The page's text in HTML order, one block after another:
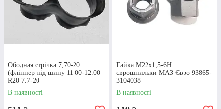
Ободная стрічка 7,70-20
(фліппер під шину 11.00-12.00
R20 7.7-20
В наявності
Гайка М22х1,5-6Н
єврошпильки МАЗ Євро 93865-
3104038
В наявності